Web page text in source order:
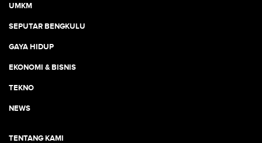
UMKM
SEPUTAR BENGKULU
GAYA HIDUP
EKONOMI & BISNIS
TEKNO
NEWS
TENTANG KAMI